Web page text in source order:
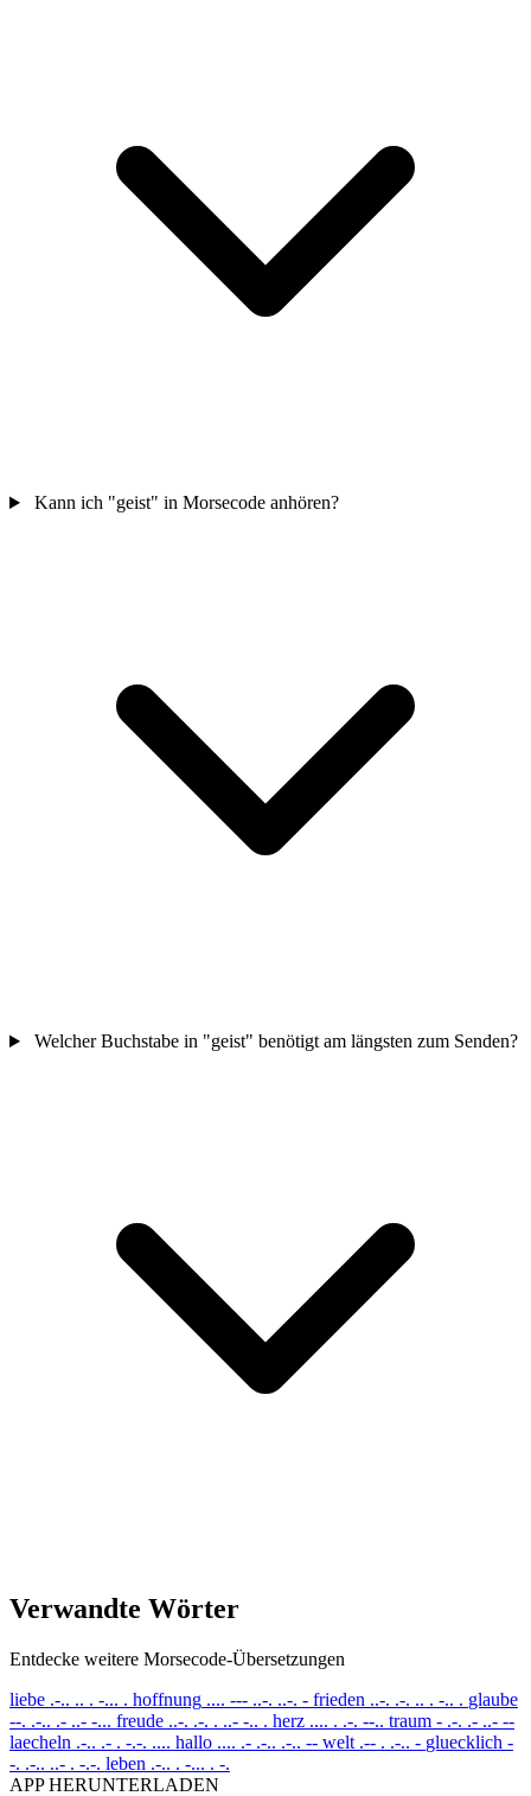
Kann ich "geist" in Morsecode anhören?
Welcher Buchstabe in "geist" benötigt am längsten zum Senden?
Verwandte Wörter
Entdecke weitere Morsecode-Übersetzungen
liebe .-.. .. . -... . hoffnung .... --- ..-. ..-. - frieden ..-. .-. .. . -.. . glaube
--. .-.. .- ..- -... freude ..-. .-. . ..- -.. . herz .... . .-. --.. traum - .-. .- ..- --
laecheln .-.. .- . -.-. .... hallo .... .- .-.. .-.. -- welt .-- . .-.. - gluecklich -
-. .-.. ..- . -.-. leben .-.. . -... . -.
APP HERUNTERLADEN